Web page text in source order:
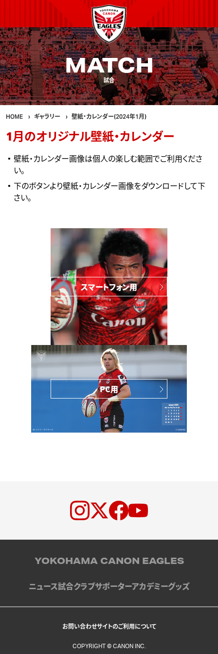
MATCH
試合
HOME ギャラリー 壁紙・カレンダー(2024年1月)
1月のオリジナル壁紙・カレンダー
壁紙・カレンダー画像は個人の楽しむ範囲でご利用くださ
い。
下のボタンより壁紙・カレンダー画像をダウンロードして下
さい。
スマートフォン用
PC用
YOKOHAMA CANON EAGLES
ニュース試合クラブサポーターアカデミーグッズ
お問い合わせサイトのご利用について
COPYRIGHT © CANON INC.